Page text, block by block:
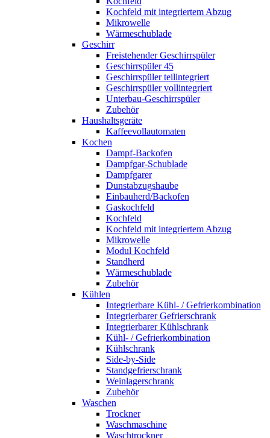
Kochfeld mit integriertem Abzug
Mikrowelle
Wärmeschublade
Geschirr
Freistehender Geschirrspüler
Geschirrspüler 45
Geschirrspüler teilintegriert
Geschirrspüler vollintegriert
Unterbau-Geschirrspüler
Zubehör
Haushaltsgeräte
Kaffeevollautomaten
Kochen
Dampf-Backofen
Dampfgar-Schublade
Dampfgarer
Dunstabzugshaube
Einbauherd/Backofen
Gaskochfeld
Kochfeld
Kochfeld mit integriertem Abzug
Mikrowelle
Modul Kochfeld
Standherd
Wärmeschublade
Zubehör
Kühlen
Integrierbare Kühl- / Gefrierkombination
Integrierbarer Gefrierschrank
Integrierbarer Kühlschrank
Kühl- / Gefrierkombination
Kühlschrank
Side-by-Side
Standgefrierschrank
Weinlagerschrank
Zubehör
Waschen
Trockner
Waschmaschine
Waschtrockner